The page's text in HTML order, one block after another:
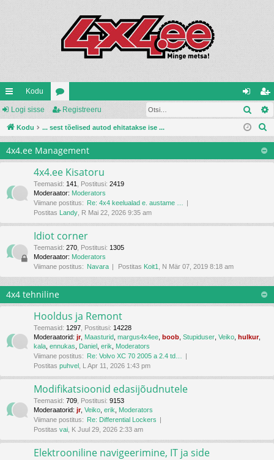
iirl
in
gi
d
Kodu
oo
ru
d
og
i
ss
eg
ist
re
er
Logi sisse Registreeru Otsi
Kodu ... sest tõelised autod ehitatakse ise ...
4x4.ee Management
4x4.ee Kisatoru
Teemasid: 141 Postitusi: 2419
Moderaator: Moderators
Viimane postitus: Re: 4x4 keelualad e. austame …
Postitas Landy , R Mai 22, 2026 9:35 am
Idiot corner
Teemasid: 270 Postitusi: 1305
Moderaator: Moderators
Viimane postitus: Navara Postitas Koit1 , N Mär 07, 2019 8:18 am
4x4 tehniline
Hooldus ja Remont
Teemasid: 1297 Postitusi: 14228
Moderaatorid: jr, Maasturid margus4x4ee boob Stupiduser Veiko hulkur,
kala ennukas Daniel erik
Moderators
Viimane postitus: Re: Volvo XC 70 2005 a 2.4 td…
Postitas puhvel , L Apr 11, 2026 1:43 pm
Modifikatsioonid edasijõudnutele
Teemasid: 709 Postitusi: 9153
Moderaatorid: jr, Veiko erik
Moderators
Viimane postitus: Re: Differential Lockers
Postitas vai , K Juul 29, 2026 2:33 am
Elektrooniline navigeerimine, IT ja side